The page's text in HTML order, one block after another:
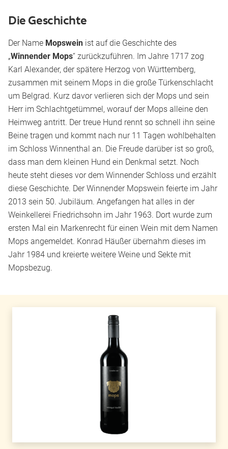
Die Geschichte
Der Name Mopswein ist auf die Geschichte des
„Winnender Mops“ zurückzuführen. Im Jahre 1717 zog
Karl Alexander, der spätere Herzog von Württemberg,
zusammen mit seinem Mops in die große Türkenschlacht
um Belgrad. Kurz davor verlieren sich der Mops und sein
Herr im Schlachtgetümmel, worauf der Mops alleine den
Heimweg antritt. Der treue Hund rennt so schnell ihn seine
Beine tragen und kommt nach nur 11 Tagen wohlbehalten
im Schloss Winnenthal an. Die Freude darüber ist so groß,
dass man dem kleinen Hund ein Denkmal setzt. Noch
heute steht dieses vor dem Winnender Schloss und erzählt
diese Geschichte. Der Winnender Mopswein feierte im Jahr
2013 sein 50. Jubiläum. Angefangen hat alles in der
Weinkellerei Friedrichsohn im Jahr 1963. Dort wurde zum
ersten Mal ein Markenrecht für einen Wein mit dem Namen
Mops angemeldet. Konrad Häußer übernahm dieses im
Jahr 1984 und kreierte weitere Weine und Sekte mit
Mopsbezug.